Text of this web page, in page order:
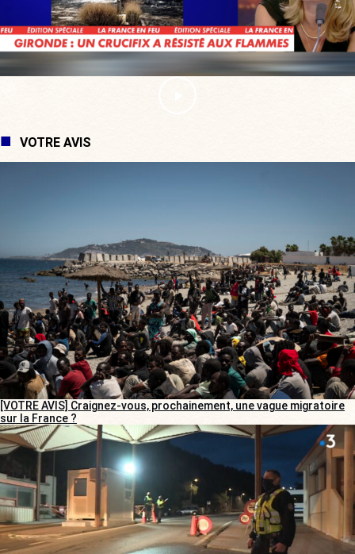
VOTRE AVIS
[VOTRE AVIS] Craignez-vous, prochainement, une vague migratoire
sur la France ?